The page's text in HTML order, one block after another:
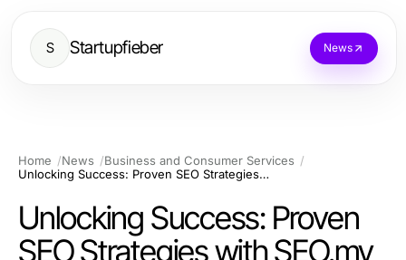
S Startupfieber News
Home News
Business and Consumer Services
Unlocking Success: Proven SEO Strategies with SEO.my to Enhance Your Online Presence
Unlocking Success: Proven
SEO Strategies with SEO.my